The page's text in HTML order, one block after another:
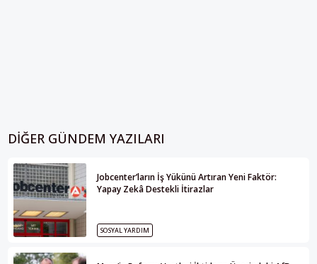
DIĞER GÜNDEM YAZILARI
Jobcenter’ların İş Yükünü Artıran Yeni Faktör:
Yapay Zekâ Destekli İtirazlar
SOSYAL YARDIM